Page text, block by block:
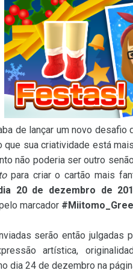
de lançar um novo
sua criatividade está
não poderia ser outro
para criar o cartão mais
20 de dezembro de
marcador
serão então julgadas
artística,
dia 24 de dezembro na